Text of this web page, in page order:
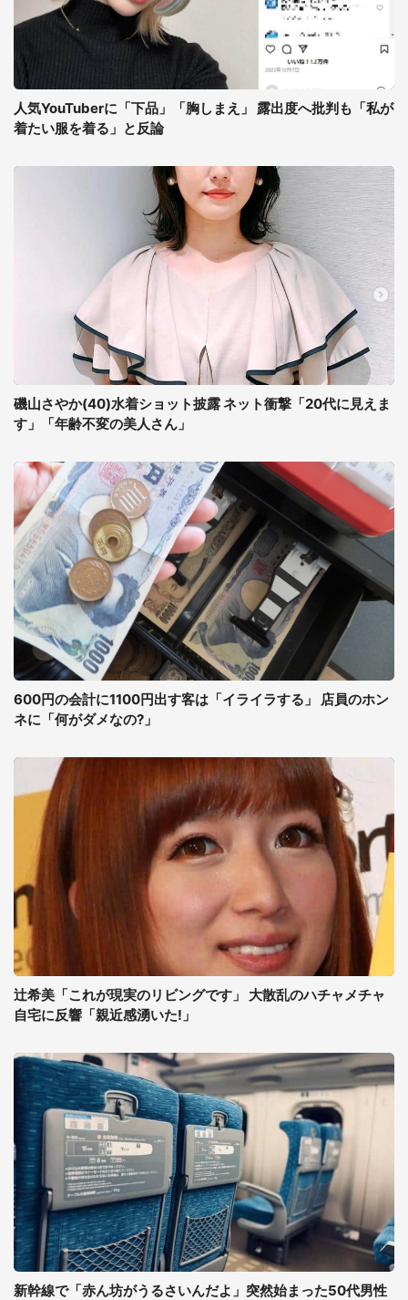
人気YouTuberに「下品」「胸しまえ」 露出度へ批判も「私が
着たい服を着る」と反論
磯山さやか(40)水着ショット披露 ネット衝撃「20代に見えま
す」「年齢不変の美人さん」
600円の会計に1100円出す客は「イライラする」 店員のホン
ネに「何がダメなの?」
辻希美「これが現実のリビングです」 大散乱のハチャメチャ
自宅に反響「親近感湧いた!」
新幹線で「赤ん坊がうるさいんだよ」突然始まった50代男性